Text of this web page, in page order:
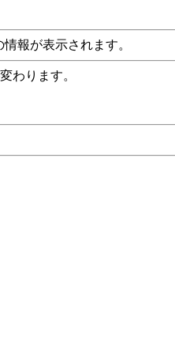
報が表示されます。
わります。